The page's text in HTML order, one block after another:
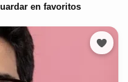
en favoritos